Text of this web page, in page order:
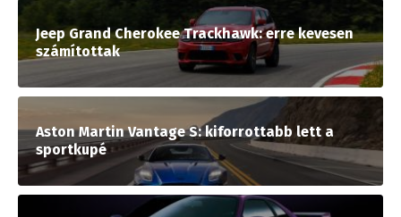
Jeep Grand Cherokee Trackhawk: erre kevesen
számítottak
Aston Martin Vantage S: kiforrottabb lett a
sportkupé